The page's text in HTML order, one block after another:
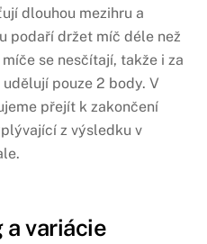
dlouhou mezihru a
podaří držet míč déle než
se nesčítají, takže i za
pouze 2 body. V
přejít k zakončení
z výsledku v
a variácie